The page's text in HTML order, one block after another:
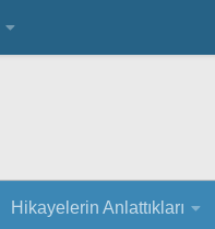
Hikayelerin Anlattıkları